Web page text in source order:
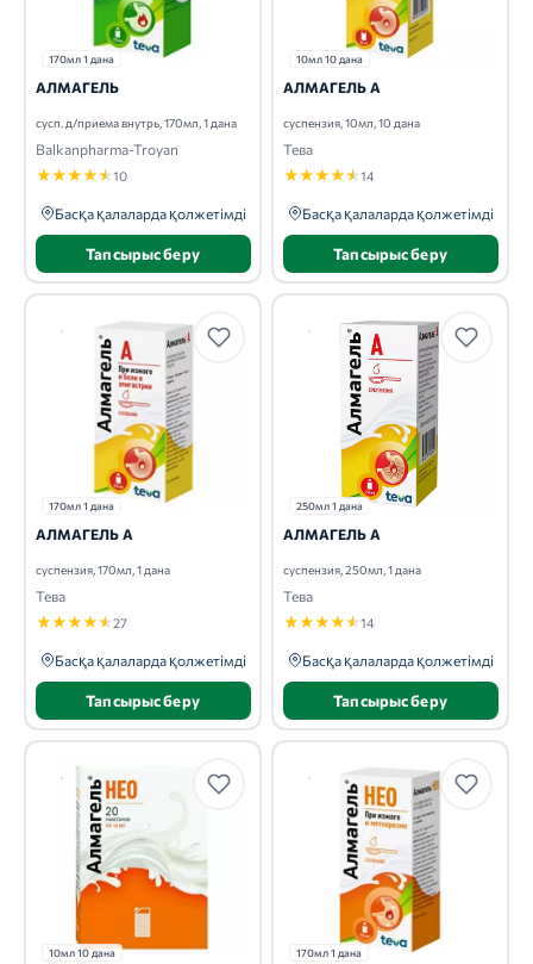
170мл 1 дана
АЛМАГЕЛЬ
сусп. д/приема внутрь, 170мл, 1 дана
Balkanpharma-Troyan
★★★★★10
Басқа қалаларда қолжетімді
Тапсырыс беру
10мл 10 дана
АЛМАГЕЛЬ А
суспензия, 10мл, 10 дана
Тева
★★★★★14
Басқа қалаларда қолжетімді
Тапсырыс беру
170мл 1 дана
АЛМАГЕЛЬ А
суспензия, 170мл, 1 дана
Тева
★★★★★27
Басқа қалаларда қолжетімді
Тапсырыс беру
250мл 1 дана
АЛМАГЕЛЬ А
суспензия, 250мл, 1 дана
Тева
★★★★★14
Басқа қалаларда қолжетімді
Тапсырыс беру
10мл 10 дана 170мл 1 дана